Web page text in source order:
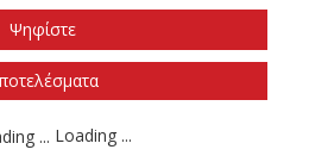
φθινόπωρο του 2026
άνοιξη του 2027
ξέρω/δεν απαντώ